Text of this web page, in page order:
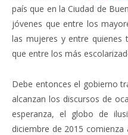
país que en la Ciudad de
jóvenes que entre los
las mujeres y entre quienes
que entre los más
Debe entonces el gobierno
alcanzan los discursos de
esperanza, el globo de
diciembre de 2015